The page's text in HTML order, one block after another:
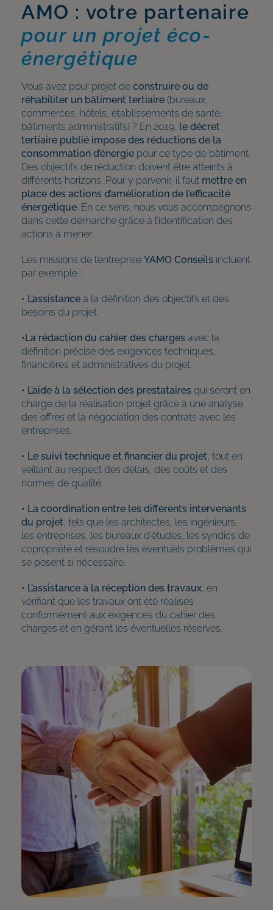
AMO : votre partenaire
pour un projet éco-
énergétique
Vous avez pour projet de construire ou de
réhabiliter un bâtiment tertiaire (bureaux,
commerces, hôtels, établissements de santé,
bâtiments administratifs) ? En 2019, le décret
tertiaire publié impose des réductions de la
consommation d’énergie pour ce type de bâtiment.
Des objectifs de réduction doivent être atteints à
différents horizons. Pour y parvenir, il faut mettre en
place des actions d’amélioration de l’efficacité
énergétique. En ce sens, nous vous accompagnons
dans cette démarche grâce à l’identification des
actions à mener.
Les missions de l’entreprise YAMO Conseils incluent
par exemple :
• L’assistance à la définition des objectifs et des
besoins du projet.
•La rédaction du cahier des charges avec la
définition précise des exigences techniques,
financières et administratives du projet.
• L’aide à la sélection des prestataires qui seront en
charge de la réalisation projet grâce à une analyse
des offres et la négociation des contrats avec les
entreprises.
• Le suivi technique et financier du projet, tout en
veillant au respect des délais, des coûts et des
normes de qualité.
• La coordination entre les différents intervenants
du projet, tels que les architectes, les ingénieurs,
les entreprises, les bureaux d’études, les syndics de
copropriété et résoudre les éventuels problèmes qui
se posent si nécessaire.
• L’assistance à la réception des travaux, en
vérifiant que les travaux ont été réalisés
conformément aux exigences du cahier des
charges et en gérant les éventuelles réserves.